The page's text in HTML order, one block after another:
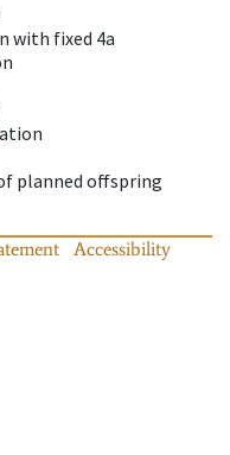
with fixed 4a
planned offspring
Accessibility